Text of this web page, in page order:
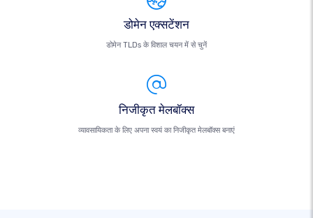
डोमेन एक्सटेंशन
डोमेन TLDs के विशाल चयन में से चुनें
निजीकृत मेलबॉक्स
व्यावसायिकता के लिए अपना स्वयं का निजीकृत मेलबॉक्स बनाएं